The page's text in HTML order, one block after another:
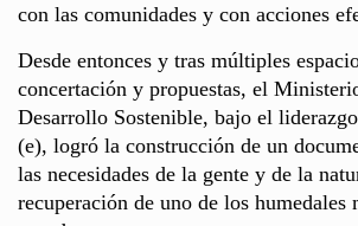
con las comunidades y con acciones
Desde entonces y tras múltiples
concertación y propuestas, el
Desarrollo Sostenible, bajo el
(e), logró la construcción de un
las necesidades de la gente y de la
recuperación de uno de los humedales